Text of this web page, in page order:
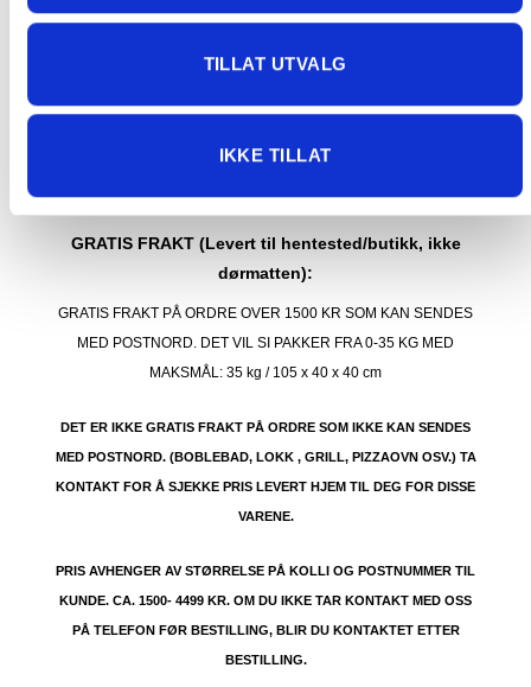
TILLAT UTVALG
IKKE TILLAT
pakken enten for tung, eller varen har fått frakten fjernet pga.
butikk, og får derfor kun opp valget klikk & hent. Hør med oss på
GRATIS FRAKT (Levert til hentested/butikk, ikke
dørmatten):
GRATIS FRAKT PÅ ORDRE OVER 1500 KR SOM KAN SENDES
MED POSTNORD. DET VIL SI PAKKER FRA 0-35 KG MED
MAKSMÅL: 35 kg / 105 x 40 x 40 cm
DET ER IKKE GRATIS FRAKT PÅ ORDRE SOM IKKE KAN SENDES
MED POSTNORD. (BOBLEBAD, LOKK , GRILL, PIZZAOVN OSV.) TA
KONTAKT FOR Å SJEKKE PRIS LEVERT HJEM TIL DEG FOR DISSE
VARENE.
PRIS AVHENGER AV STØRRELSE PÅ KOLLI OG POSTNUMMER TIL
KUNDE. CA. 1500- 4499 KR. OM DU IKKE TAR KONTAKT MED OSS
PÅ TELEFON FØR BESTILLING, BLIR DU KONTAKTET ETTER
BESTILLING.